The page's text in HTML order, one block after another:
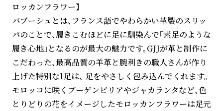
ロッカンフラワー】
バブーシュとは、フランス語でやわらかい革製のスリッ
パのことで、履きこむほどに足に馴染んで「素足のような
履き心地」となるのが最大の魅力です。GJJが革と制作に
こだわった、最高品質の羊革と腕利きの職人さんが作り
上げた特別な1足は、 足をやさしく包み込んでくれます。
モロッコに咲くブーゲンビリアやジャカランタなど、色
とりどりの花をイメージしたモロッカンフラワーは足元